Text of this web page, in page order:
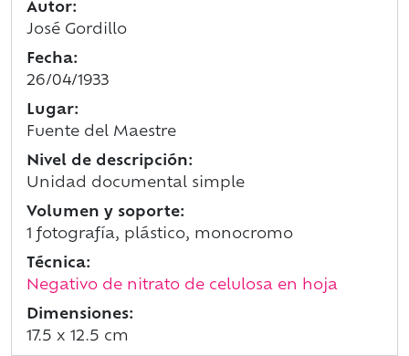
Autor:
José Gordillo
Fecha:
26/04/1933
Lugar:
Fuente del Maestre
Nivel de descripción:
Unidad documental simple
Volumen y soporte:
1 fotografía, plástico, monocromo
Técnica:
Negativo de nitrato de celulosa en hoja
Dimensiones:
17.5 x 12.5 cm